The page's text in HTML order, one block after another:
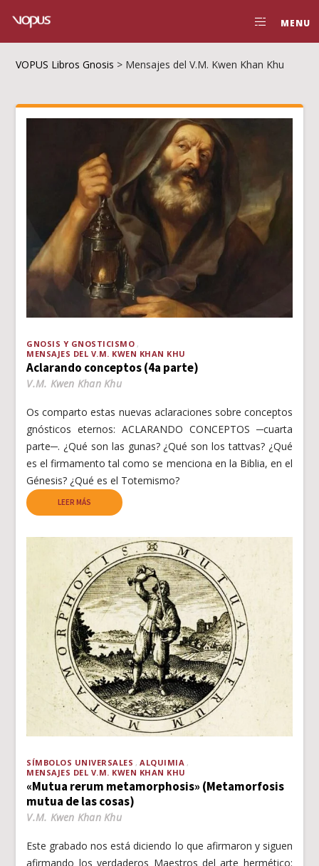
MENU
VOPUS Libros Gnosis > Mensajes del V.M. Kwen Khan Khu
GNOSIS Y GNOSTICISMO
MENSAJES DEL V.M. KWEN KHAN KHU
Aclarando conceptos (4a parte)
V.M. Kwen Khan Khu
Os comparto estas nuevas aclaraciones sobre conceptos
gnósticos eternos: ACLARANDO CONCEPTOS ─cuarta
parte─. ¿Qué son las gunas? ¿Qué son los tattvas? ¿Qué
es el firmamento tal como se menciona en la Biblia, en el
Génesis? ¿Qué es el Totemismo?
LEER MÁS
SÍMBOLOS UNIVERSALES
ALQUIMIA
MENSAJES DEL V.M. KWEN KHAN KHU
«Mutua rerum metamorphosis» (Metamorfosis
mutua de las cosas)
V.M. Kwen Khan Khu
Este grabado nos está diciendo lo que afirmaron y siguen
afirmando los verdaderos Maestros del arte hermético: